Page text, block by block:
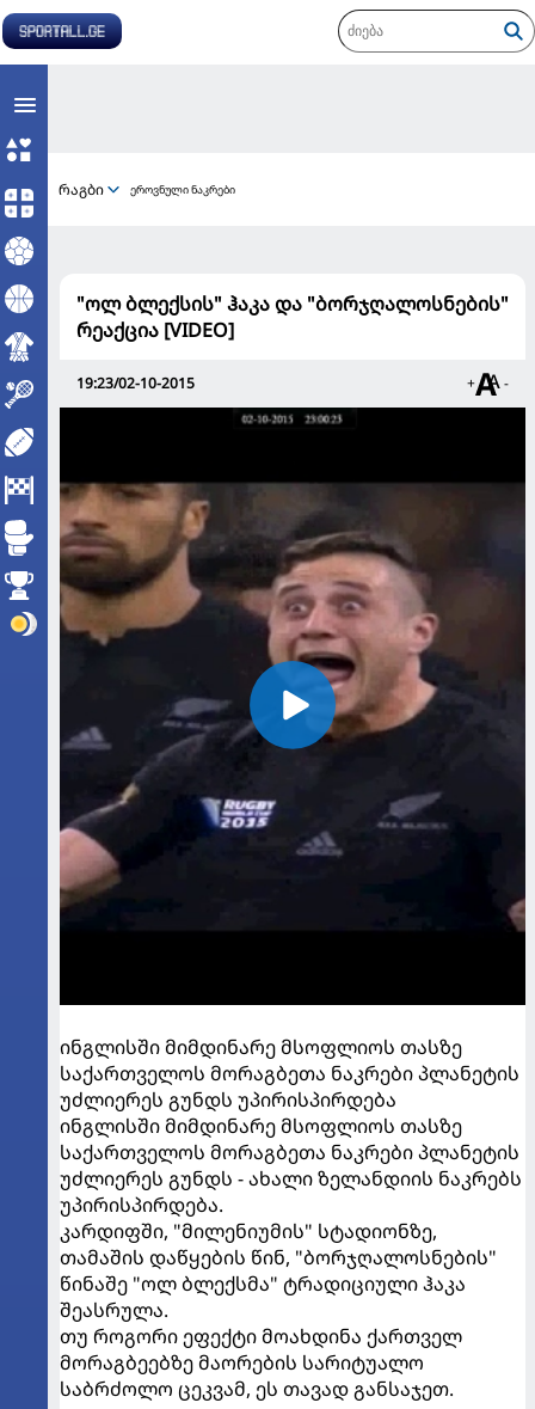
რაგბი ეროვნული ნაკრები
"ოლ ბლექსის" ჰაკა და "ბორჯღალოსნების"
რეაქცია [VIDEO]
19:23/02-10-2015 + -
ინგლისში მიმდინარე მსოფლიოს თასზე
საქართველოს მორაგბეთა ნაკრები პლანეტის
უძლიერეს გუნდს უპირისპირდება
ინგლისში მიმდინარე მსოფლიოს თასზე
საქართველოს მორაგბეთა ნაკრები პლანეტის
უძლიერეს გუნდს - ახალი ზელანდიის ნაკრებს
უპირისპირდება.
კარდიფში, "მილენიუმის" სტადიონზე,
თამაშის დაწყების წინ, "ბორჯღალოსნების"
წინაშე "ოლ ბლექსმა" ტრადიციული ჰაკა
შეასრულა.
თუ როგორი ეფექტი მოახდინა ქართველ
მორაგბეებზე მაორების სარიტუალო
საბრძოლო ცეკვამ, ეს თავად განსაჯეთ.